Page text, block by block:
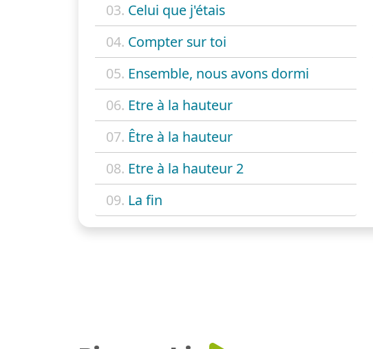
03. Celui que j'étais
04. Compter sur toi
05. Ensemble, nous avons dormi
06. Etre à la hauteur
07. Être à la hauteur
08. Etre à la hauteur 2
09. La fin